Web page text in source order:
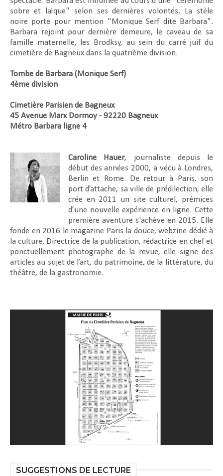
sobre et laïque" selon ses dernières volontés. La stèle
noire porte pour mention "Monique Serf dite Barbara".
Barbara rejoint pour dernière demeure, le caveau de sa
famille maternelle, les Brodksy, au sein du carré juif du
cimetière de Bagneux dans la quatrième division.
Tombe de Barbara (Monique Serf)
4ème division
Cimetière Parisien de Bagneux
45 Avenue Marx Dormoy - 92220 Bagneux
Métro Barbara ligne 4
Caroline Hauer, journaliste depuis le
début des années 2000, a vécu à Londres,
Berlin et Rome. De retour à Paris, son
port d’attache, sa ville de prédilection, elle
crée en 2011 un site culturel, prémices
d’une nouvelle expérience en ligne. Cette
première aventure s'achève en 2015. Elle
fonde en 2016 le magazine Paris la douce, webzine dédié à
la culture. Directrice de la publication, rédactrice en chef et
ponctuellement photographe de la revue, elle signe des
articles au sujet de l’art, du patrimoine, de la littérature, du
théâtre, de la gastronomie.
SUGGESTIONS DE LECTURE